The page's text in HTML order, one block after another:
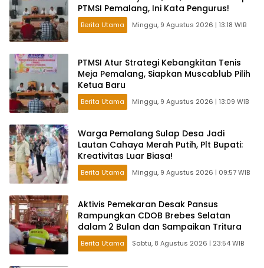
PTMSI Pemalang, Ini Kata Pengurus!
Berita Utama Minggu, 9 Agustus 2026 | 13:18 WIB
PTMSI Atur Strategi Kebangkitan Tenis
Meja Pemalang, Siapkan Muscablub Pilih
Ketua Baru
Berita Utama Minggu, 9 Agustus 2026 | 13:09 WIB
Warga Pemalang Sulap Desa Jadi
Lautan Cahaya Merah Putih, Plt Bupati:
Kreativitas Luar Biasa!
Berita Utama Minggu, 9 Agustus 2026 | 09:57 WIB
Aktivis Pemekaran Desak Pansus
Rampungkan CDOB Brebes Selatan
dalam 2 Bulan dan Sampaikan Tritura
Berita Utama Sabtu, 8 Agustus 2026 | 23:54 WIB